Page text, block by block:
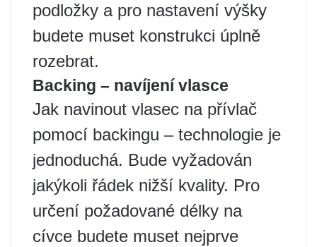
podložky a pro nastavení výšky
budete muset konstrukci úplně
rozebrat.
Backing – navíjení vlasce
Jak navinout vlasec na přívlač
pomocí backingu – technologie je
jednoduchá. Bude vyžadován
jakýkoli řádek nižší kvality. Pro
určení požadované délky na
cívce budete muset nejprve